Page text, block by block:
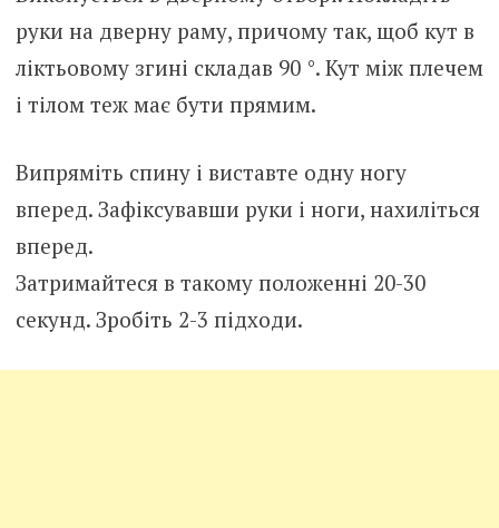
руки на дверну раму, причому так, щоб кут в
ліктьовому згині складав 90 °. Кут між плечем
і тілом теж має бути прямим.
Випряміть спину і виставте одну ногу
вперед. Зафіксувавши руки і ноги, нахиліться
вперед.
Затримайтеся в такому положенні 20-30
секунд. Зробіть 2-3 підходи.